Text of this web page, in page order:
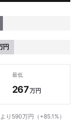
円
最低
267万円
り590万円（+85.1%）